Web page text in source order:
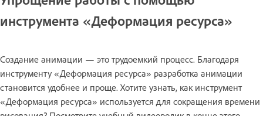
инструмента «Деформация ресурса»
Создание анимации — это трудоемкий процесс. Благодаря
инструменту «Деформация ресурса» разработка анимации
становится удобнее и проще. Хотите узнать, как инструмент
«Деформация ресурса» используется для сокращения времени